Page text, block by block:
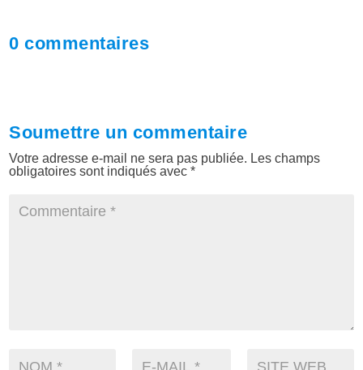
0 commentaires
Soumettre un commentaire
Votre adresse e-mail ne sera pas publiée. Les champs
obligatoires sont indiqués avec*